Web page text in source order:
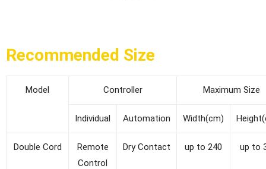
Recommended Size
Model Controller Maximum Size
Individual Automation Width(cm)
Double Cord
Remote
Control
Dry Contact up to 240 up to